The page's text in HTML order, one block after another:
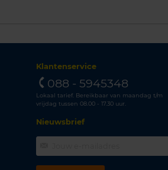
Klantenservice
088 - 5945348
Lokaal tarief. Bereikbaar van maandag t/m
vrijdag tussen 08.00 - 17.30 uur.
Nieuwsbrief